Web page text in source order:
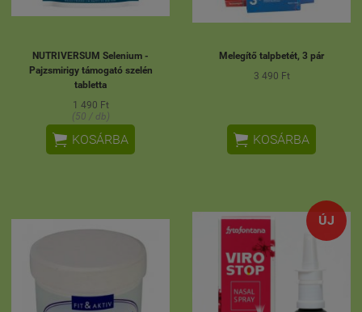
NUTRIVERSUM Selenium -
Pajzsmirigy támogató szelén
tabletta
1 490 Ft
(50 / db)
 KOSÁRBA
Melegítő talpbetét, 3 pár
3 490 Ft
 KOSÁRBA
ÚJ